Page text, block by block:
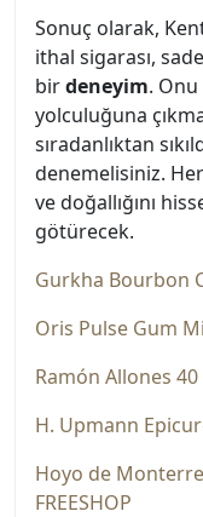
Sonuç olarak,
ithal sigarası,
birdeneyim.
yolculuğuna
sıradanlıktan
denemelisiniz.
ve doğallığını
götürecek.
Gurkha Bourbon
Oris Pulse Gum
Ramón Allones 40
H. Upmann
Hoyo de
FREESHOP